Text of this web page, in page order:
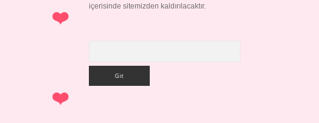
içerisinde sitemizden kaldırılacaktır.